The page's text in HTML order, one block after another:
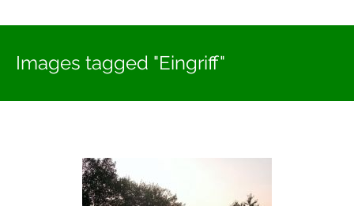
News
Publikationen
Images tagged "Eingriff"